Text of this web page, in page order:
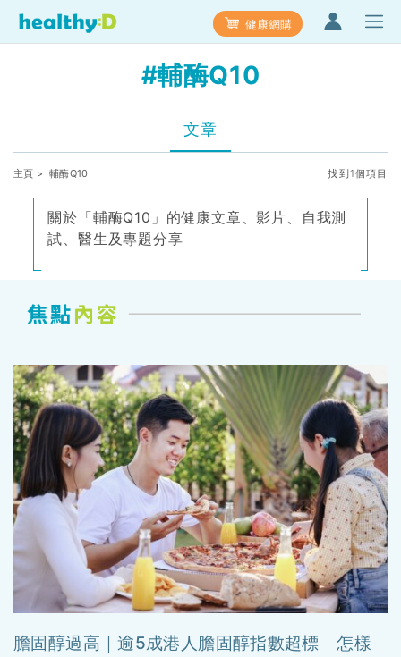
健康網購
#輔酶Q10
文章
主頁 > 輔酶Q10 找到1個項目
關於「輔酶Q10」的健康文章、影片、自我測
試、醫生及專題分享
膽固醇過高｜逾5成港人膽固醇指數超標 怎樣